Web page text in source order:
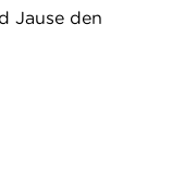
Jause den